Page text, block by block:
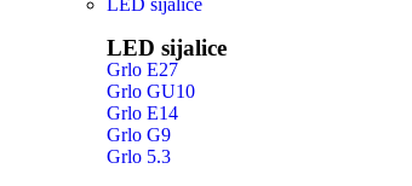
LED sijalice
LED sijalice
Grlo E27
Grlo GU10
Grlo E14
Grlo G9
Grlo 5.3